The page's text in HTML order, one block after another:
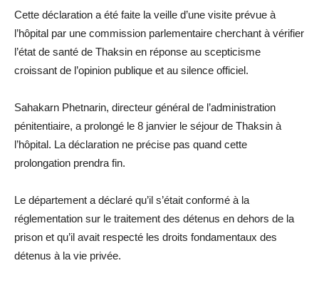
Cette déclaration a été faite la veille d’une visite prévue à
l’hôpital par une commission parlementaire cherchant à vérifier
l’état de santé de Thaksin en réponse au scepticisme
croissant de l’opinion publique et au silence officiel.
Sahakarn Phetnarin, directeur général de l’administration
pénitentiaire, a prolongé le 8 janvier le séjour de Thaksin à
l’hôpital. La déclaration ne précise pas quand cette
prolongation prendra fin.
Le département a déclaré qu’il s’était conformé à la
réglementation sur le traitement des détenus en dehors de la
prison et qu’il avait respecté les droits fondamentaux des
détenus à la vie privée.